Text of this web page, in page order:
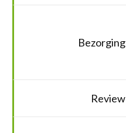
Bezorging
Review